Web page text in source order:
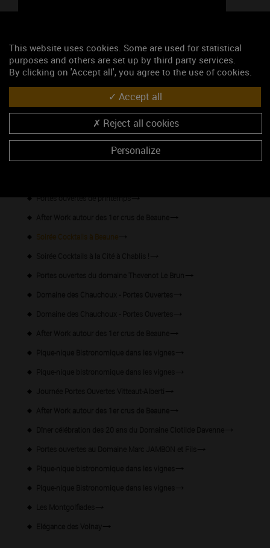
47.01552, 4.83814
S'y rendre
Les événements du mois
Année-anniversaire des Climats
Les formules dégustations
Visite et pique-nique dans les vignes - Vitteaut-Alberti
Portes ouvertes de printemps
Soirée Cocktails à Beaune
This website uses cookies. Some are used for statistical
purposes and others are set up by third party services.
By clicking on 'Accept all', you agree to the use of cookies.
Accept all
Reject all cookies
Personalize